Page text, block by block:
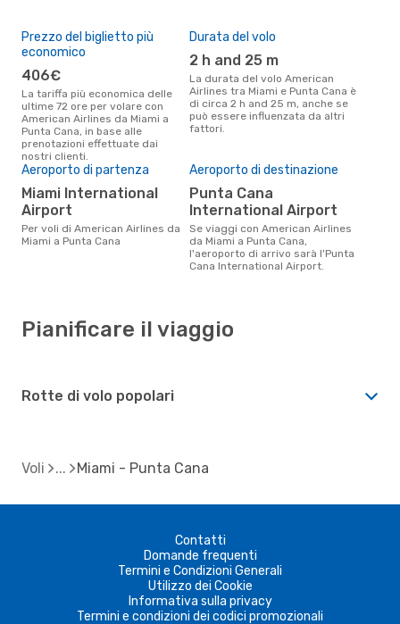
Prezzo del biglietto più
economico
406€
La tariffa più economica delle
ultime 72 ore per volare con
American Airlines da Miami a
Punta Cana, in base alle
prenotazioni effettuate dai
nostri clienti.
Durata del volo
2 h and 25 m
La durata del volo American
Airlines tra Miami e Punta Cana è
di circa 2 h and 25 m, anche se
può essere influenzata da altri
fattori.
Aeroporto di partenza
Miami International
Airport
Per voli di American Airlines da
Miami a Punta Cana
Aeroporto di destinazione
Punta Cana
International Airport
Se viaggi con American Airlines
da Miami a Punta Cana,
l'aeroporto di arrivo sarà l'Punta
Cana International Airport.
Pianificare il viaggio
Rotte di volo popolari
Voli Miami - Punta Cana
Contatti
Domande frequenti
Termini e Condizioni Generali
Utilizzo dei Cookie
Informativa sulla privacy
Termini e condizioni dei codici promozionali